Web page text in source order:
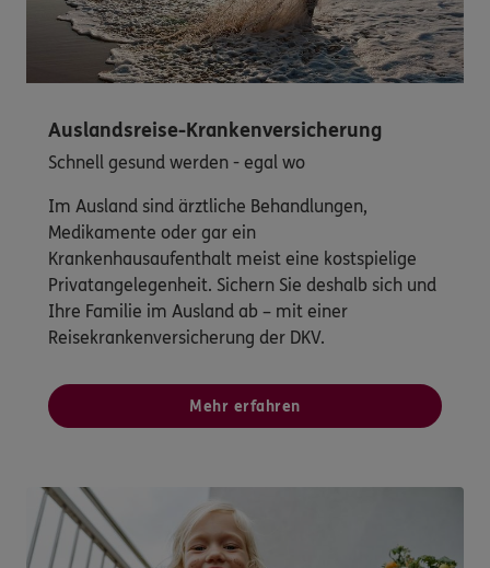
Auslandsreise-Krankenversicherung
Schnell gesund werden - egal wo
Im Ausland sind ärztliche Behandlungen,
Medikamente oder gar ein
Krankenhausaufenthalt meist eine kostspielige
Privatangelegenheit. Sichern Sie deshalb sich und
Ihre Familie im Ausland ab – mit einer
Reisekrankenversicherung der DKV.
Mehr erfahren